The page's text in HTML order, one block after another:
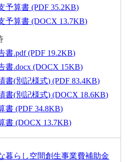
予算書 (PDF 35.2KB)
予算書 (DOCX 13.7KB)
書.pdf (PDF 19.2KB)
書.docx (DOCX 15KB)
書(別記様式) (PDF 83.4KB)
書(別記様式) (DOCX 18.6KB)
書 (PDF 34.8KB)
書 (DOCX 13.7KB)
暮らし空間創生事業費補助金